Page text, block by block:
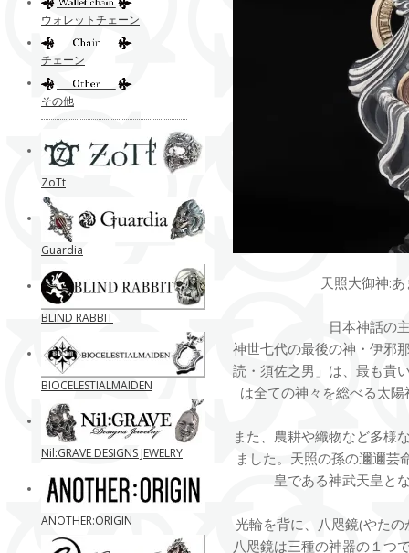
天照大御神:
日本神話の
神世七代の最後の神・伊邪
読・須佐之男」は、最も貴
は全ての神々を総べる太
また、農耕や織物など多様
ました。天照の孫の邇邇芸
皇である神武天皇と
光輪を背に、八咫鏡(やた
八咫鏡は三種の神器の１つ
ウォレットチェーン
チェーン
その他
ZoTt
Guardia
BLIND RABBIT
BIOCELESTIALMAIDEN
Nil:GRAVE DESIGNS JEWELRY
ANOTHER:ORIGIN